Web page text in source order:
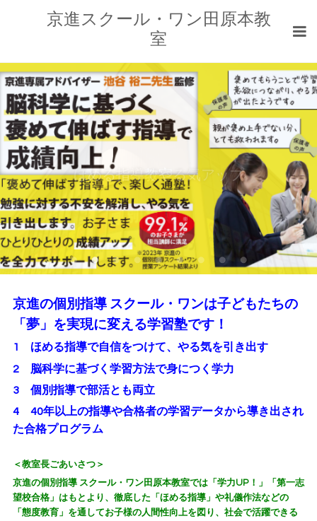
京進スクール・ワン田原本教
室
教室
ほめる指導でやる気アップ
京進の個別指導 スクール・ワンは子どもたちの
「夢」を実現に変える学習塾です！
1 ほめる指導で自信をつけて、やる気を引き出す
2 脳科学に基づく学習方法で身につく学力
3 個別指導で部活とも両立
4 40年以上の指導や合格者の学習データから導き出され
た合格プログラム
＜教室長ごあいさつ＞
京進の個別指導 スクール・ワン田原本教室では「学力UP！」「第一志
望校合格」はもとより、徹底した「ほめる指導」や礼儀作法などの
「態度教育」を通してお子様の人間性向上を図り、社会で活躍できる